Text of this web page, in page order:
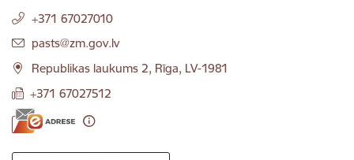
+371 67027010
E-pasts:
pasts@zm.gov.lv
Republikas laukums 2, Rīga, LV-1981
+371 67027512